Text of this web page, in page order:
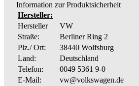
Information zur Produktsicherheit
Hersteller:
Hersteller
VW
Straße:
Berliner Ring 2
Plz./ Ort:
38440 Wolfsburg
Land:
Deutschland
Telefon:
0049 5361 9-0
E-Mail:
vw@volkswagen.de